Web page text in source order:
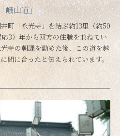
峨山道」
町「永光寺」を結ぶ約13里（約50
3）年から双方の住職を兼ねてい
寺の朝課を勤めた後、この道を越
間に合ったと伝えられています。